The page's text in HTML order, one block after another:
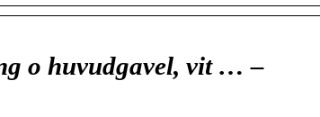
o huvudgavel, vit … –